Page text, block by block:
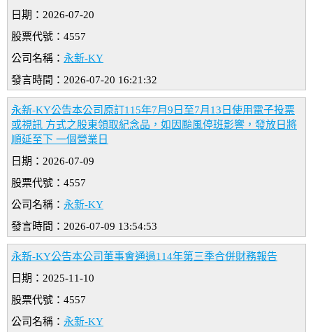
日期：2026-07-20
股票代號：4557
公司名稱： 永新-KY
發言時間：2026-07-20 16:21:32
永新-KY公告本公司原訂115年7月9日至7月13日使用電子投票
或視訊 方式之股東領取紀念品，如因颱風停班影響，發放日將
順延至下 一個營業日
日期：2026-07-09
股票代號：4557
公司名稱： 永新-KY
發言時間：2026-07-09 13:54:53
永新-KY公告本公司董事會通過114年第三季合併財務報告
日期：2025-11-10
股票代號：4557
公司名稱： 永新-KY